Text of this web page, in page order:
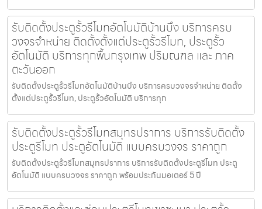
รับติดตั้งประตูรั้วรีโมทอัตโนมัติบ้านบึง บริการครบ
วงจรจำหน่าย ติดตั้งตั้งแต่ประตูรั้วรีโมท, ประตูรั้ว
อัตโนมัติ บริการทุกพื้นกรุงเทพ ปริมณฑล และ ภาค
ตะวันออก
รับติดตั้งประตูรั้วรีโมทอัตโนมัติบ้านบึง บริการครบวงจรจำหน่าย ติดตั้ง
ตั้งแต่ประตูรั้วรีโมท, ประตูรั้วอัตโนมัติ บริการทุก
รับติดตั้งประตูรั้วรีโมทสมุทรปราการ บริการรับติดตั้ง
ประตูรีโมท ประตูอัตโนมัติ แบบครบวงจร ราคาถูก
รับติดตั้งประตูรั้วรีโมทสมุทรปราการ บริการรับติดตั้งประตูรีโมท ประตู
อัตโนมัติ แบบครบวงจร ราคาถูก พร้อมประกันมอเตอร์ 5 ปี